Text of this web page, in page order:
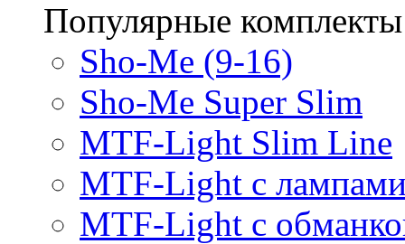
Популярные комплекты
Sho-Me (9-16)
Sho-Me Super Slim
MTF-Light Slim Line
MTF-Light с
MTF-Light с